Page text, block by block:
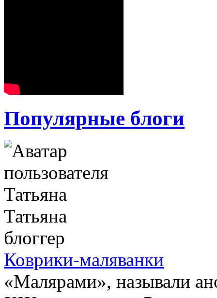
Популярные блоги
Татьяна
блоггер
Коврики-маляванки
«Малярами», называли